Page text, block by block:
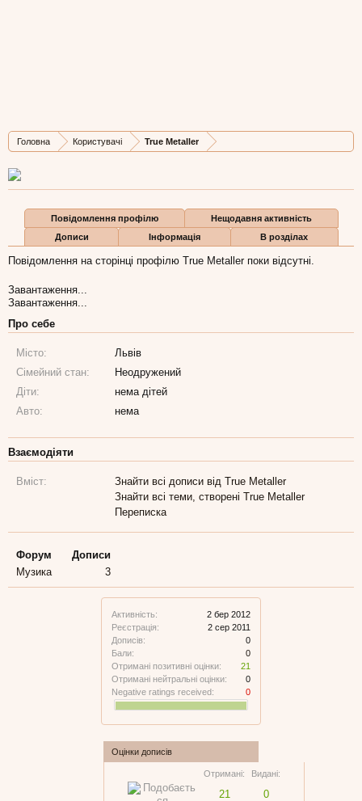
Головна Користувачі True Metaller
Активність:
2 бер 2012
Реєстрація:
2 сер 2011
Дописів:
0
Бали:
0
Отримані позитивні оцінки:
21
Отримані нейтральні оцінки:
0
Negative ratings received:
0
Оцінки дописів
Отримані: Видані:
21 0
Дописів
0
Карма
21
Бали
0
Повідомлення профілю
Нещодавня активність
Дописи
Інформація В розділах
Повідомлення на сторінці профілю True Metaller поки відсутні.
Завантаження...
Завантаження...
Про себе
Місто:
Львів
Сімейний стан:
Неодружений
Діти:
нема дітей
Авто:
нема
Взаємодіяти
Вміст:
Знайти всі дописи від True Metaller
Знайти всі теми, створені True Metaller
Переписка
Форум
Дописи
Музика
3